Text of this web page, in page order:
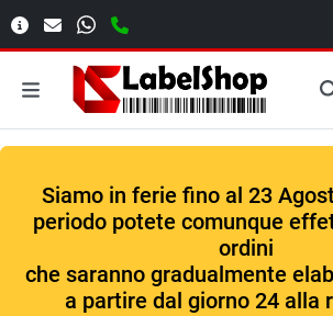
Siamo in ferie fino al 23
periodo potete comunque
ordini
che saranno gradualmente
a partire dal giorno 24 alla